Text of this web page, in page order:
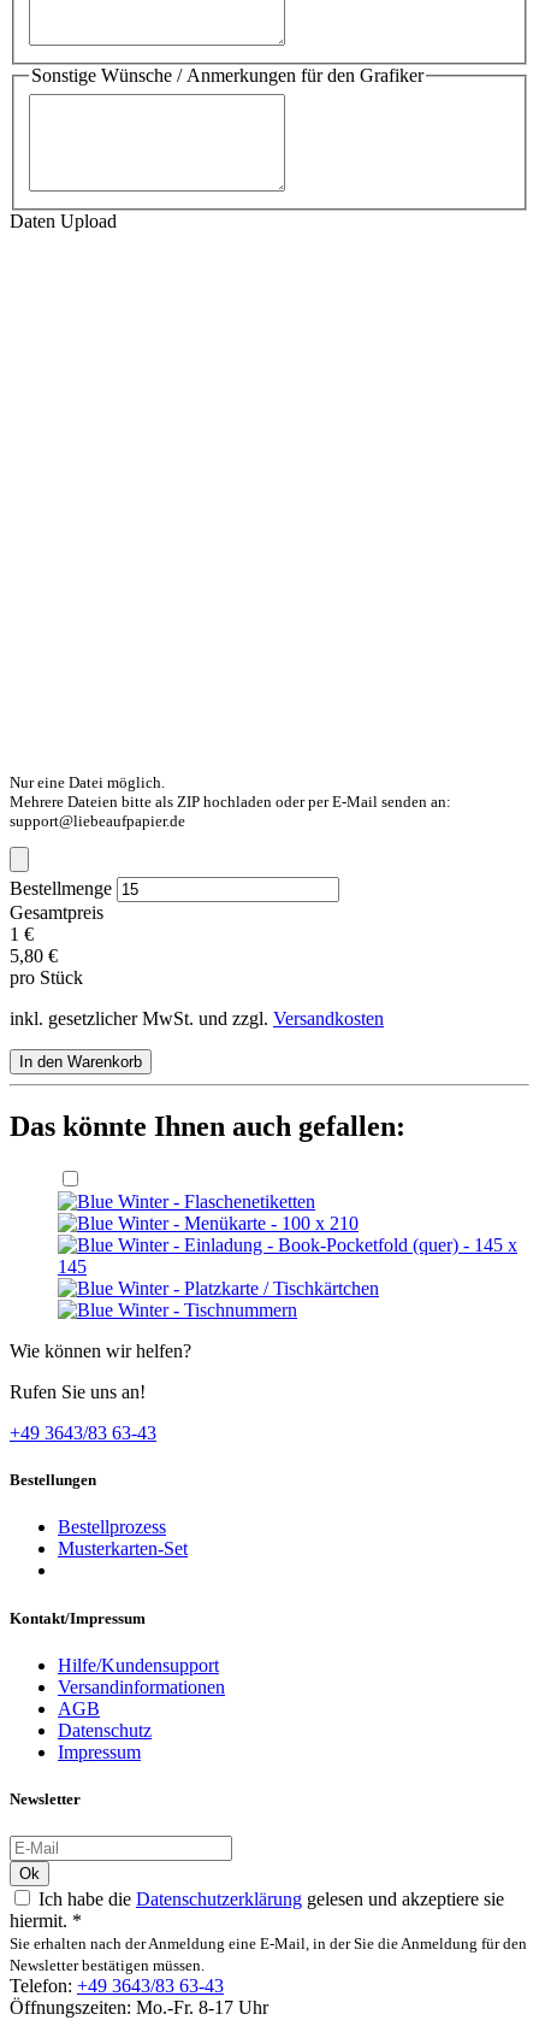
Sonstige Wünsche / Anmerkungen für den Grafiker
Daten Upload
Nur eine Datei möglich.
Mehrere Dateien bitte als ZIP hochladen oder per E-Mail senden an:
support@liebeaufpapier.de
Bestellmenge
Gesamtpreis
1 €
5,80 €
pro Stück
inkl. gesetzlicher MwSt. und zzgl. Versandkosten
In den Warenkorb
Das könnte Ihnen auch gefallen:
Wie können wir helfen?
Rufen Sie uns an!
+49 3643/83 63-43
Bestellungen
Bestellprozess
Musterkarten-Set
Kontakt/Impressum
Hilfe/Kundensupport
Versandinformationen
AGB
Datenschutz
Impressum
Newsletter
Ok
Ich habe die Datenschutzerklärung gelesen und akzeptiere sie
hiermit. *
Sie erhalten nach der Anmeldung eine E-Mail, in der Sie die Anmeldung für den
Newsletter bestätigen müssen.
Telefon: +49 3643/83 63-43
Öffnungszeiten: Mo.-Fr. 8-17 Uhr